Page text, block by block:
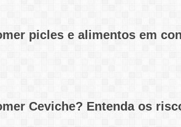
picles e alimentos em
Ceviche? Entenda os